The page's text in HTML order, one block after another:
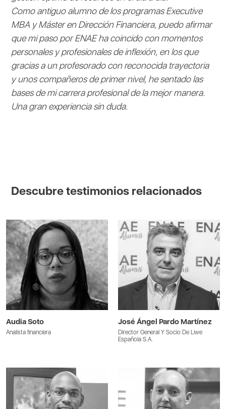
Como antiguo alumno de los programas Executive
MBA y Máster en Dirección Financiera, puedo afirmar
que mi paso por ENAE ha coincido con momentos
personales y profesionales de inflexión, en los que
gracias a un profesorado con reconocida trayectoria
y unos compañeros de primer nivel, he sentado las
bases de mi carrera profesional de la mejor manera.
Una gran experiencia sin duda.
Descubre testimonios relacionados
Audia Soto
Analista financiera
José Ángel Pardo Martínez
Director General Y Socio De Liwe
Española S.A.